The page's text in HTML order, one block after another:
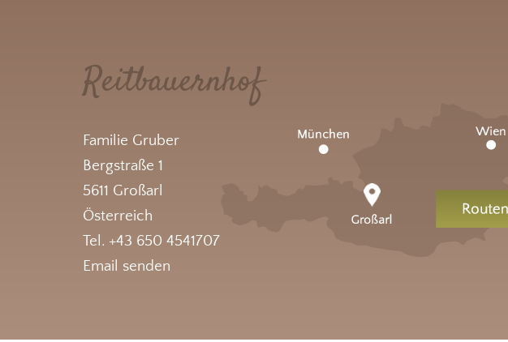
Reitbauernhof
Familie Gruber
Bergstraße 1
5611 Großarl
Österreich
Tel. +43 650 4541707
Email senden